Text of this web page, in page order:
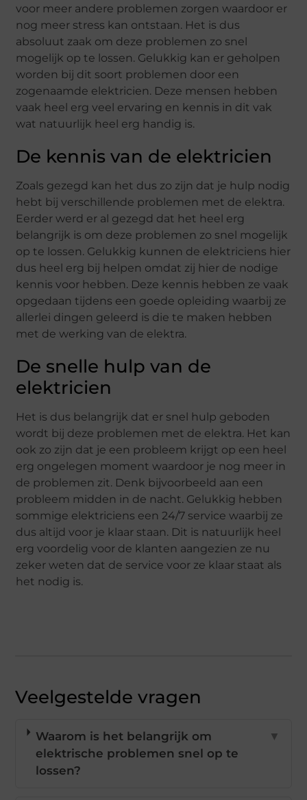
voor meer andere problemen zorgen waardoor er
nog meer stress kan ontstaan. Het is dus
absoluut zaak om deze problemen zo snel
mogelijk op te lossen. Gelukkig kan er geholpen
worden bij dit soort problemen door een
zogenaamde elektricien. Deze mensen hebben
vaak heel erg veel ervaring en kennis in dit vak
wat natuurlijk heel erg handig is.
De kennis van de elektricien
Zoals gezegd kan het dus zo zijn dat je hulp nodig
hebt bij verschillende problemen met de elektra.
Eerder werd er al gezegd dat het heel erg
belangrijk is om deze problemen zo snel mogelijk
op te lossen. Gelukkig kunnen de elektriciens hier
dus heel erg bij helpen omdat zij hier de nodige
kennis voor hebben. Deze kennis hebben ze vaak
opgedaan tijdens een goede opleiding waarbij ze
allerlei dingen geleerd is die te maken hebben
met de werking van de elektra.
De snelle hulp van de
elektricien
Het is dus belangrijk dat er snel hulp geboden
wordt bij deze problemen met de elektra. Het kan
ook zo zijn dat je een probleem krijgt op een heel
erg ongelegen moment waardoor je nog meer in
de problemen zit. Denk bijvoorbeeld aan een
probleem midden in de nacht. Gelukkig hebben
sommige elektriciens een 24/7 service waarbij ze
dus altijd voor je klaar staan. Dit is natuurlijk heel
erg voordelig voor de klanten aangezien ze nu
zeker weten dat de service voor ze klaar staat als
het nodig is.
Veelgestelde vragen
Waarom is het belangrijk om
elektrische problemen snel op te
lossen?
▼